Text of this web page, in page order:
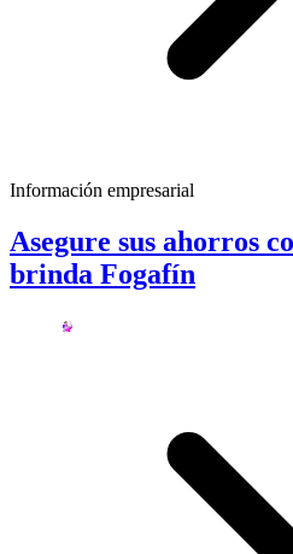
Información empresarial
Asegure sus ahorros
brinda Fogafín